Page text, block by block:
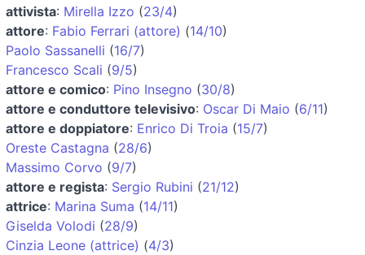
attivista: Mirella Izzo (23/4)
attore: Fabio Ferrari (attore) (14/10)
Paolo Sassanelli (16/7)
Francesco Scali (9/5)
attore e comico: Pino Insegno (30/8)
attore e conduttore televisivo: Oscar Di Maio (6/11)
attore e doppiatore: Enrico Di Troia (15/7)
Oreste Castagna (28/6)
Massimo Corvo (9/7)
attore e regista: Sergio Rubini (21/12)
attrice: Marina Suma (14/11)
Giselda Volodi (28/9)
Cinzia Leone (attrice) (4/3)